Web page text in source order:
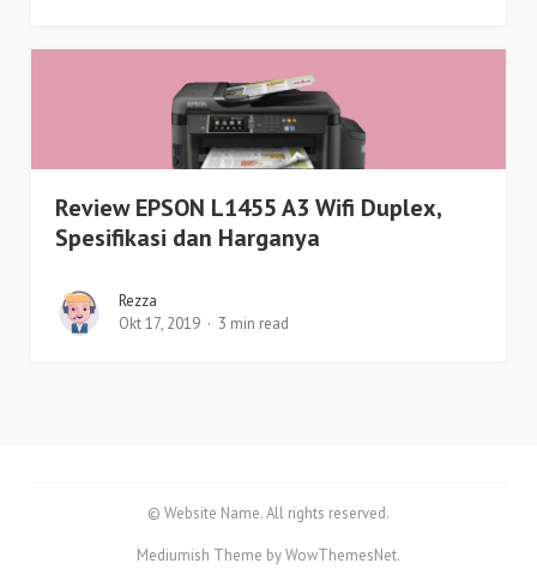
Review EPSON L1455 A3 Wifi Duplex,
Spesifikasi dan Harganya
Rezza
Okt 17, 2019
3 min read
© Website Name. All rights reserved.
Mediumish Theme by WowThemesNet.